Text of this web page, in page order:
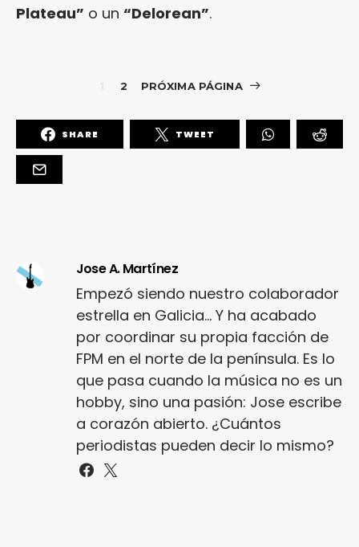
Plateau” o un “Delorean”.
1 2 PRÓXIMA PÁGINA
SHARE TWEET
Jose A. Martínez
Empezó siendo nuestro colaborador
estrella en Galicia... Y ha acabado
por coordinar su propia facción de
FPM en el norte de la península. Es lo
que pasa cuando la música no es un
hobby, sino una pasión: Jose escribe
a corazón abierto. ¿Cuántos
periodistas pueden decir lo mismo?